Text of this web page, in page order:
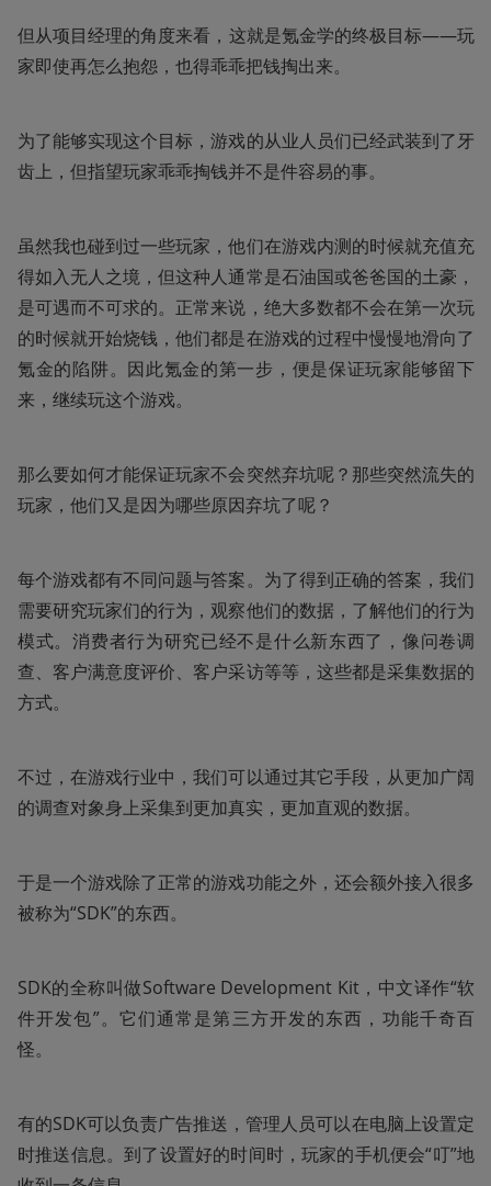
但从项目经理的角度来看，这就是氪金学的终极目标——玩
家即使再怎么抱怨，也得乖乖把钱掏出来。
为了能够实现这个目标，游戏的从业人员们已经武装到了牙
齿上，但指望玩家乖乖掏钱并不是件容易的事。
虽然我也碰到过一些玩家，他们在游戏内测的时候就充值充
得如入无人之境，但这种人通常是石油国或爸爸国的土豪，
是可遇而不可求的。正常来说，绝大多数都不会在第一次玩
的时候就开始烧钱，他们都是在游戏的过程中慢慢地滑向了
氪金的陷阱。因此氪金的第一步，便是保证玩家能够留下
来，继续玩这个游戏。
那么要如何才能保证玩家不会突然弃坑呢？那些突然流失的
玩家，他们又是因为哪些原因弃坑了呢？
每个游戏都有不同问题与答案。为了得到正确的答案，我们
需要研究玩家们的行为，观察他们的数据，了解他们的行为
模式。消费者行为研究已经不是什么新东西了，像问卷调
查、客户满意度评价、客户采访等等，这些都是采集数据的
方式。
不过，在游戏行业中，我们可以通过其它手段，从更加广阔
的调查对象身上采集到更加真实，更加直观的数据。
于是一个游戏除了正常的游戏功能之外，还会额外接入很多
被称为“SDK”的东西。
SDK的全称叫做Software Development Kit，中文译作“软
件开发包”。它们通常是第三方开发的东西，功能千奇百
怪。
有的SDK可以负责广告推送，管理人员可以在电脑上设置定
时推送信息。到了设置好的时间时，玩家的手机便会“叮”地